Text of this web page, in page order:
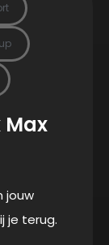
Max
jouw
je terug.